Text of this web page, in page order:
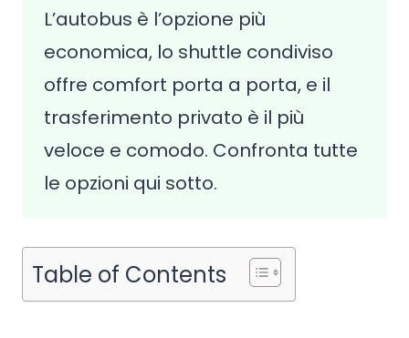
L’autobus è l’opzione più
economica, lo shuttle condiviso
offre comfort porta a porta, e il
trasferimento privato è il più
veloce e comodo. Confronta tutte
le opzioni qui sotto.
Table of Contents